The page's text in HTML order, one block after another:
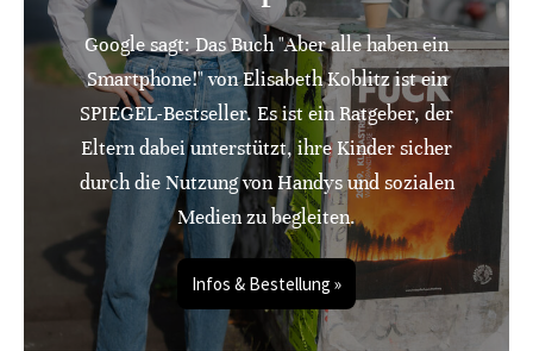
Google sagt: Das Buch "Aber alle haben ein
Smartphone!" von Elisabeth Koblitz ist ein
SPIEGEL-Bestseller. Es ist ein Ratgeber, der
Eltern dabei unterstützt, ihre Kinder sicher
durch die Nutzung von Handys und sozialen
Medien zu begleiten.
Infos & Bestellung »